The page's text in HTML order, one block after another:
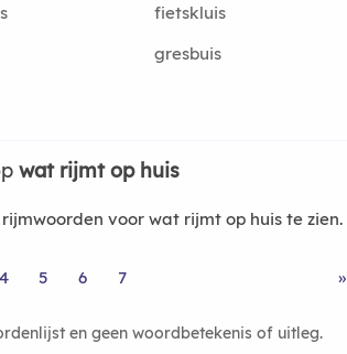
fietskluis
gresbuis
wat rijmt op huis
voor wat rijmt op huis te zien.
4 5 6 7 »
en geen woordbetekenis of uitleg.